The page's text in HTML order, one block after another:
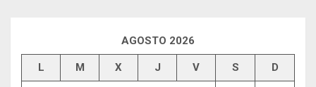
AGOSTO 2026
L M X J V S D